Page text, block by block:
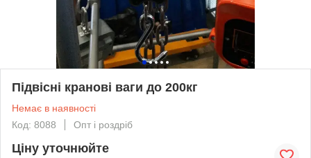
Підвісні кранові ваги до 200кг
Немає в наявності
Код: 8088
Опт і роздріб
Ціну уточнюйте